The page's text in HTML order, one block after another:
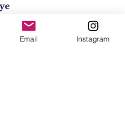
özel
Email Instagram